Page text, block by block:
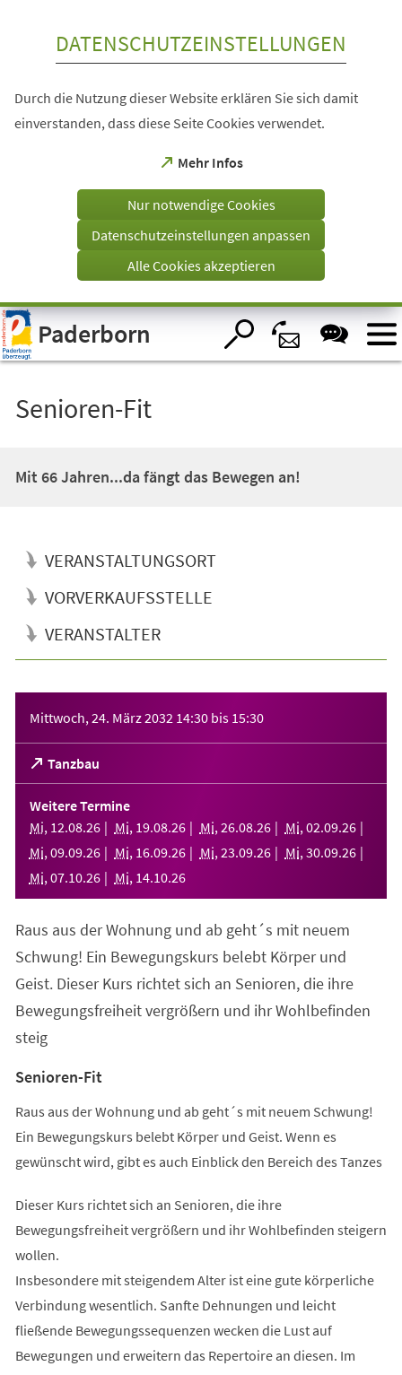
Visuelle
Assistenzsoftware
öffnen.
DATENSCHUTZEINSTELLUNGEN
Durch die Nutzung dieser Website erklären Sie sich damit
einverstanden, dass diese Seite Cookies verwendet.
Mehr Infos
(Öffnet
einem
Tab)
Nur notwendige Cookies
Datenschutzeinstellungen anpassen
Alle Cookies akzeptieren
Paderborn
Senioren-Fit
Mit 66 Jahren...da fängt das Bewegen an!
VERANSTALTUNGSORT
VORVERKAUFSSTELLE
VERANSTALTER
Mittwoch, 24. März 2032 14:30 bis 15:30
Tanzbau
(Öffnet
in
einem
neuen
Tab)
Weitere Termine
Mi, 12.08.26 Mi, 19.08.26 Mi, 26.08.26 Mi, 02.09.26
Mi, 09.09.26 Mi, 16.09.26 Mi, 23.09.26 Mi, 30.09.26
Mi, 07.10.26 Mi, 14.10.26
Raus aus der Wohnung und ab geht´s mit neuem
Schwung! Ein Bewegungskurs belebt Körper und
Geist. Dieser Kurs richtet sich an Senioren, die ihre
Bewegungsfreiheit vergrößern und ihr Wohlbefinden
steig
Senioren-Fit
Raus aus der Wohnung und ab geht´s mit neuem Schwung!
Ein Bewegungskurs belebt Körper und Geist. Wenn es
gewünscht wird, gibt es auch Einblick den Bereich des Tanzes
Dieser Kurs richtet sich an Senioren, die ihre
Bewegungsfreiheit vergrößern und ihr Wohlbefinden steigern
wollen.
Insbesondere mit steigendem Alter ist eine gute körperliche
Verbindung wesentlich. Sanfte Dehnungen und leicht
fließende Bewegungssequenzen wecken die Lust auf
Bewegungen und erweitern das Repertoire an diesen. Im